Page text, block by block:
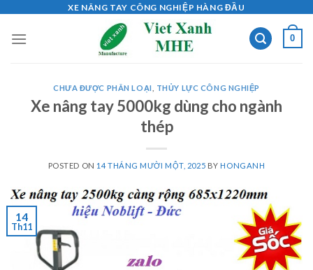
content
XE NÂNG TAY CÔNG NGHIỆP HÀNG ĐẦU
0
CHƯA ĐƯỢC PHÂN LOẠI THỦY LỰC CÔNG NGHIỆP
Xe nâng tay 5000kg dùng cho ngành
thép
POSTED ON 14 THÁNG MƯỜI MỘT, 2025 BYHONGANH
14
Th11